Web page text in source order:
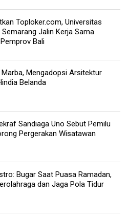
Toploker.com, Universitas
Jalin Kerja Sama
Bali
Marba, Mengadopsi Arsitektur
Belanda
Sandiaga Uno Sebut Pemilu
Pergerakan Wisatawan
Bugar Saat Puasa Ramadan,
dan Jaga Pola Tidur